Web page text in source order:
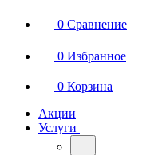
0 Сравнение
0 Избранное
0 Корзина
Акции
Услуги